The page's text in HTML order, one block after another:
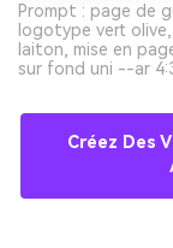
Prompt : page de
logotype vert
laiton, mise en
sur fond uni --ar
Créez Des